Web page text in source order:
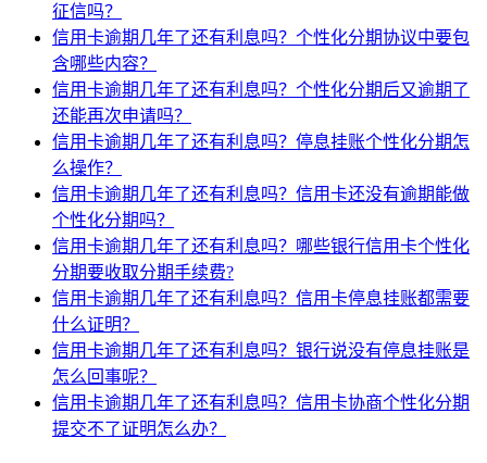
征信吗？
信用卡逾期几年了还有利息吗？个性化分期协议中要包
含哪些内容？
信用卡逾期几年了还有利息吗？个性化分期后又逾期了
还能再次申请吗？
信用卡逾期几年了还有利息吗？停息挂账个性化分期怎
么操作？
信用卡逾期几年了还有利息吗？信用卡还没有逾期能做
个性化分期吗？
信用卡逾期几年了还有利息吗？哪些银行信用卡个性化
分期要收取分期手续费?
信用卡逾期几年了还有利息吗？信用卡停息挂账都需要
什么证明？
信用卡逾期几年了还有利息吗？银行说没有停息挂账是
怎么回事呢？
信用卡逾期几年了还有利息吗？信用卡协商个性化分期
提交不了证明怎么办？